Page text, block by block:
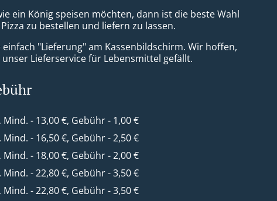
ein König speisen möchten, dann ist die beste Wahl
zu bestellen und liefern zu lassen.
einfach "Lieferung" am Kassenbildschirm. Wir hoffen,
unser Lieferservice für Lebensmittel gefällt.
, Mind. - 13,00 €, Gebühr - 1,00 €
, Mind. - 16,50 €, Gebühr - 2,50 €
, Mind. - 18,00 €, Gebühr - 2,00 €
, Mind. - 22,80 €, Gebühr - 3,50 €
, Mind. - 22,80 €, Gebühr - 3,50 €